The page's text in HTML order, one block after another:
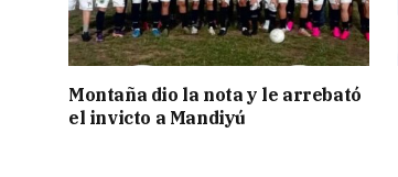
Montaña dio la nota y le arrebató
el invicto a Mandiyú